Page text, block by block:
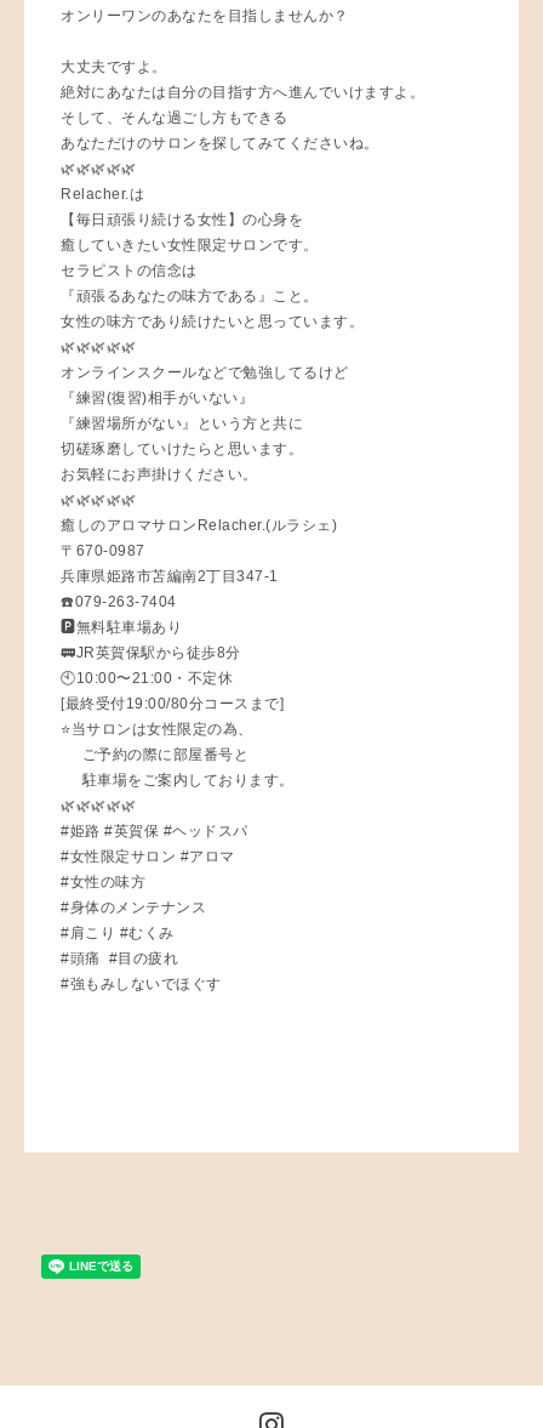
オンリーワンのあなたを目指しませんか？
大丈夫ですよ。
絶対にあなたは自分の目指す方へ進んでいけますよ。
そして、そんな過ごし方もできる
あなただけのサロンを探してみてくださいね。
🌿🌿🌿🌿🌿
Relacher.は
【毎日頑張り続ける女性】の心身を
癒していきたい女性限定サロンです。
セラピストの信念は
『頑張るあなたの味方である』こと。
女性の味方であり続けたいと思っています。
🌿🌿🌿🌿🌿
オンラインスクールなどで勉強してるけど
『練習(復習)相手がいない』
『練習場所がない』という方と共に
切磋琢磨していけたらと思います。
お気軽にお声掛けください。
🌿🌿🌿🌿🌿
癒しのアロマサロンRelacher.(ルラシェ)
〒670-0987
兵庫県姫路市苫編南2丁目347-1
☎️079-263-7404
🅿️無料駐車場あり
🚃JR英賀保駅から徒歩8分
🕙10:00〜21:00・不定休
[最終受付19:00/80分コースまで]
⭐️当サロンは女性限定の為、
ご予約の際に部屋番号と
駐車場をご案内しております。
🌿🌿🌿🌿🌿
#姫路 #英賀保 #ヘッドスパ
#女性限定サロン #アロマ
#女性の味方
#身体のメンテナンス
#肩こり #むくみ
#頭痛 #目の疲れ
#強もみしないでほぐす